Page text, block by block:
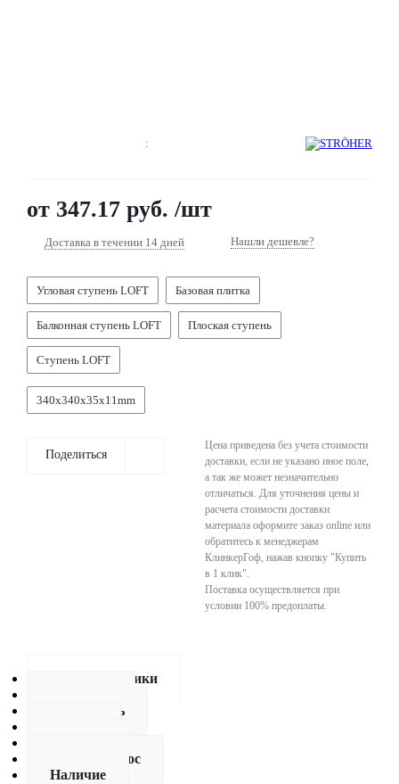
:
от 347.17 руб. /шт
Доставка в течении 14 дней Нашли дешевле?
Угловая ступень LOFT Базовая плитка
Балконная ступень LOFT Плоская ступень
Ступень LOFT
340x340x35x11mm
Поделиться
Цена приведена без учета стоимости
доставки, если не указано иное поле,
а так же может незначительно
отличаться. Для уточнения цены и
расчета стоимости доставки
материала оформите заказ online или
обратитесь к менеджерам
КлинкерГоф, нажав кнопку "Купить
в 1 клик".
Поставка осуществляется при
условии 100% предоплаты.
Характеристики
Как купить
Задать вопрос
Наличие